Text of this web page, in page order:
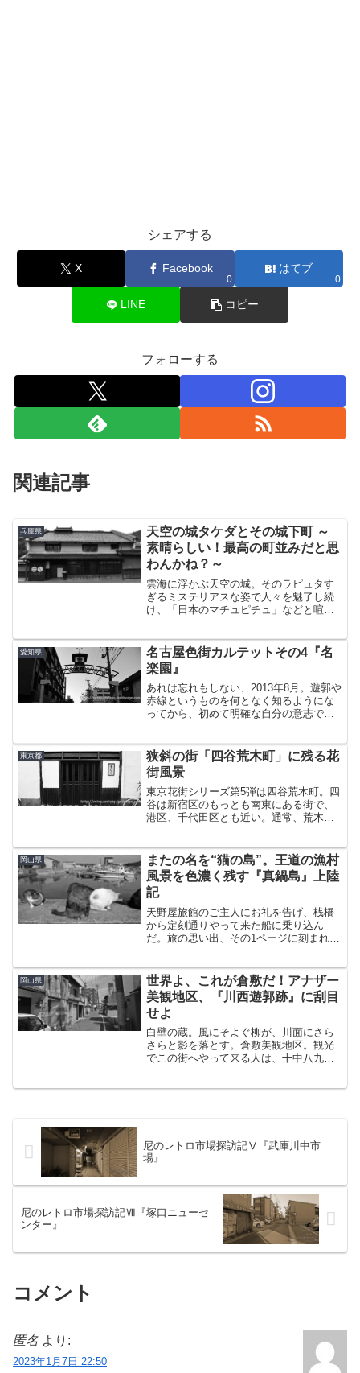
シェアする
X Facebook
0
はてブ
0
LINE コピー
フォローする
関連記事
兵庫県
天空の城タケダとその城下町 ～
素晴らしい！最高の町並みだと思
わんかね？～
雲海に浮かぶ天空の城。そのラピュタす
ぎるミステリアスな姿で人々を魅了し続
け、「日本のマチュピチュ」などと喧伝
題となったことが記憶に新しい、兵庫県
朝来市の竹田城跡。常にラ...
愛知県
名古屋色街カルテットその4『名
楽園』
あれは忘れもしない、2013年8月。遊郭や
赤線というものを何となく知るようにな
ってから、初めて明確な自分の意志で足
一度、そしてあの頃の未熟な自分では決
して知り得ることが...
東京都
狭斜の街「四谷荒木町」に残る花
街風景
東京花街シリーズ第5弾は四谷荒木町。四
谷は新宿区のもっとも南東にある街で、
港区、千代田区とも近い。通常、荒木町
トを採る。この日は前者を選んだ。歴史
を紐解くと、江戸時代、...
岡山県
またの名を“猫の島”。王道の漁村
風景を色濃く残す『真鍋島』上陸
記
天野屋旅館のご主人にお礼を告げ、桟橋
から定刻通りやって来た船に乗り込ん
だ。旅の思い出、その1ページに刻まれた
鍋島の岩坪港に滑り込んだ。実はこのと
きの旅で最も楽しみにし...
岡山県
世界よ、これが倉敷だ！アナザー
美観地区、『川西遊郭跡』に刮目
せよ
白壁の蔵。風にそよぐ柳が、川面にさら
さらと影を落とす。倉敷美観地区。観光
でこの街へやって来る人は、十中八九、
尼のレトロ市場探訪記Ⅴ『武庫川中市
場』
尼のレトロ市場探訪記Ⅶ『塚口ニューセ
ンター』
コメント
匿名 より:
2023年1月7日 22:50